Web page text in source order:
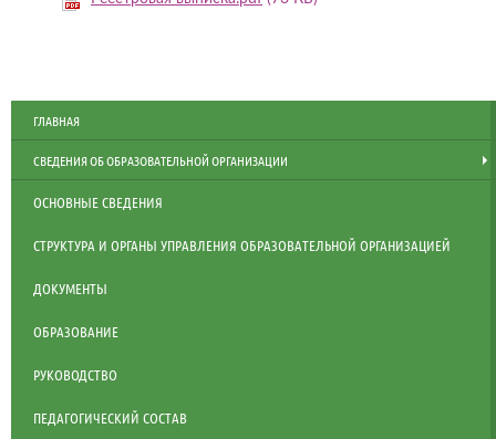
ГЛАВНАЯ
СВЕДЕНИЯ ОБ ОБРАЗОВАТЕЛЬНОЙ ОРГАНИЗАЦИИ
ОСНОВНЫЕ СВЕДЕНИЯ
СТРУКТУРА И ОРГАНЫ УПРАВЛЕНИЯ ОБРАЗОВАТЕЛЬНОЙ ОРГАНИЗАЦИЕЙ
ДОКУМЕНТЫ
ОБРАЗОВАНИЕ
РУКОВОДСТВО
ПЕДАГОГИЧЕСКИЙ СОСТАВ